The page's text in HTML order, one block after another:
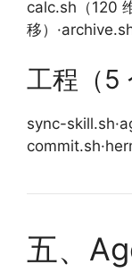
calc.sh（120
移）
工程（5
sync-
五、